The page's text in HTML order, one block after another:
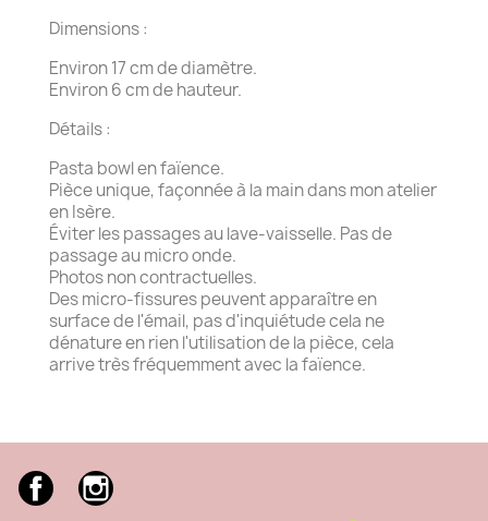
Dimensions :
Environ 17 cm de diamètre.
Environ 6 cm de hauteur.
Détails :
Pasta bowl en faïence.
Pièce unique,façonnéeà la main dans mon atelier
en Isère.
Éviter lespassages au lave-vaisselle. Pas de
passage au micro onde.
Photos non contractuelles.
Des micro-fissures peuvent apparaître en
surface de l'émail, pas d'inquiétude cela ne
dénature en rien l'utilisation de la pièce, cela
arrive très fréquemment avec la faïence.
FacebookInstagram